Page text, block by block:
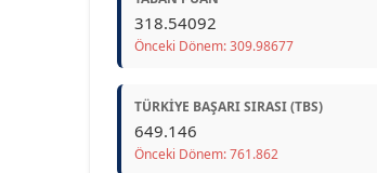
318.54092
Önceki Dönem: 309.98677
TÜRKIYE BAŞARI SIRASI (TBS)
649.146
Önceki Dönem: 761.862